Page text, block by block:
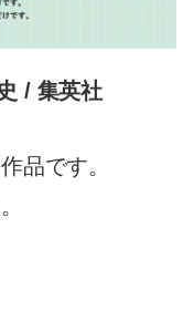
/ 集英社
品です。